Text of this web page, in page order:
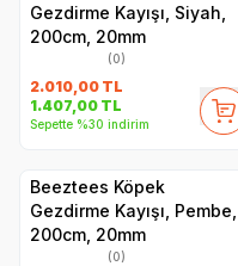
Gezdirme Kayışı, Siyah,
200cm, 20mm
(0)
2.010,00 TL
1.407,00 TL
Sepette %30 indirim
Beeztees Köpek
Gezdirme Kayışı, Pembe,
200cm, 20mm
(0)